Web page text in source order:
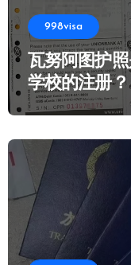
998visa
瓦努阿图护
学校的注册？